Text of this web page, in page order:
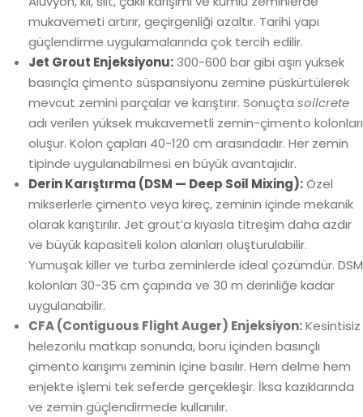
mukavemeti artırır, geçirgenliği azaltır. Tarihi yapı
güçlendirme uygulamalarında çok tercih edilir.
Jet Grout Enjeksiyonu: 300-600 bar gibi aşırı yüksek
basınçla çimento süspansiyonu zemine püskürtülerek
mevcut zemini parçalar ve karıştırır. Sonuçta soilcrete
adı verilen yüksek mukavemetli zemin-çimento kolonları
oluşur. Kolon çapları 40-120 cm arasındadır. Her zemin
tipinde uygulanabilmesi en büyük avantajıdır.
Derin Karıştırma (DSM — Deep Soil Mixing):Özel
mikserlerle çimento veya kireç, zeminin içinde mekanik
olarak karıştırılır. Jet grout’a kıyasla titreşim daha azdır
ve büyük kapasiteli kolon alanları oluşturulabilir.
Yumuşak killer ve turba zeminlerde ideal çözümdür. DSM
kolonları 30-35 cm çapında ve 30 m derinliğe kadar
uygulanabilir.
CFA (Contiguous Flight Auger) Enjeksiyon:Kesintisiz
helezonlu matkap sonunda, boru içinden basınçlı
çimento karışımı zeminin içine basılır. Hem delme hem
enjekte işlemi tek seferde gerçekleşir. İksa kazıklarında
ve zemin güçlendirmede kullanılır.